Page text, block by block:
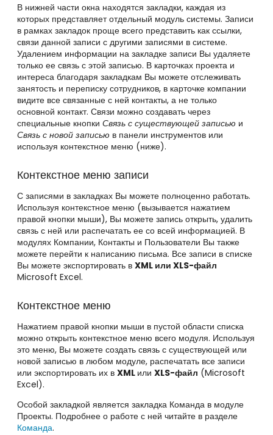
В нижней части окна находятся закладки, каждая из
которых представляет отдельный модуль системы. Записи
в рамках закладок проще всего представить как ссылки,
связи данной записи с другими записями в системе.
Удалением информации на закладке записи Вы удаляете
только ее связь с этой записью. В карточках проекта и
интереса благодаря закладкам Вы можете отслеживать
занятость и переписку сотрудников, в карточке компании
видите все связанные с ней контакты, а не только
основной контакт. Связи можно создавать через
специальные кнопки Связь с существующей записью и
Связь с новой записью в панели инструментов или
используя контекстное меню (ниже).
Контекстное меню записи
С записями в закладках Вы можете полноценно работать.
Используя контекстное меню (вызывается нажатием
правой кнопки мыши), Вы можете запись открыть, удалить
связь с ней или распечатать ее со всей информацией. В
модулях Компании, Контакты и Пользователи Вы также
можете перейти к написанию письма. Все записи в списке
Вы можете экспортировать в XML или XLS-файл
Microsoft Excel.
Контекстное меню
Нажатием правой кнопки мыши в пустой области списка
можно открыть контекстное меню всего модуля. Используя
это меню, Вы можете создать связь с существующей или
новой записью в любом модуле, распечатать все записи
или экспортировать их в XML или XLS-файл (Microsoft
Excel).
Особой закладкой является закладка Команда в модуле
Проекты. Подробнее о работе с ней читайте в разделе
Команда.